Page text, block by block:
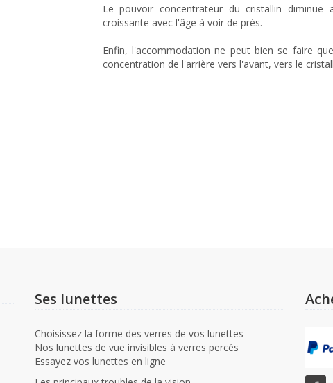
Le pouvoir concentrateur du cristallin
croissante avec l'âge à voir de près.
Enfin, l'accommodation ne peut bien se faire
concentration de l'arrière vers l'avant, vers le
Ses lunettes
Choisissez la forme des verres de vos lunettes
Nos lunettes de vue invisibles à verres percés
Essayez vos lunettes en ligne